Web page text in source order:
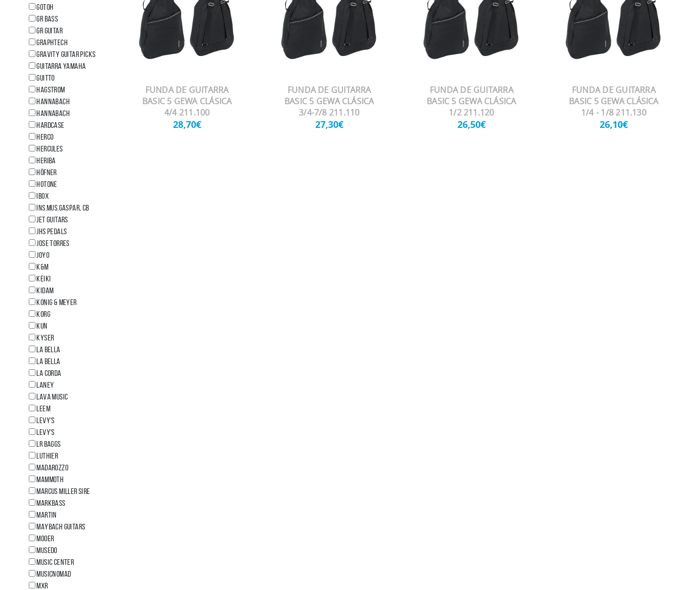
GOTOH
GR BASS
GR GUITAR
GRAPHTECH
Gravity Guitar Picks
GUITARRA YAMAHA
GUITTO
HAGSTROM
HANNABACH
HANNABACH
HARDCASE
HERCO
HERCULES
HERIBA
HÖFNER
HOTONE
Ibox
INS.MUS.GASPAR, CB
Jet Guitars
JHS PEDALS
JOSE TORRES
JOYO
K&M
KEIKI
KIDAM
KONIG & MEYER
KORG
KUN
KYSER
LA BELLA
LA BELLA
LA CORDA
LANEY
LAVA MUSIC
LEEM
Levy's
LEVY'S
LR BAGGS
LUTHIER
MADAROZZO
MAMMOTH
MARCUS MILLER SIRE
MARKBASS
MARTIN
MAYBACH GUITARS
MOOER
MUSEDO
MUSIC CENTER
MUSICNOMAD
MXR
FUNDA DE GUITARRA
BASIC 5 GEWA CLÁSICA
4/4 211.100
28,70€
FUNDA DE GUITARRA
BASIC 5 GEWA CLÁSICA
3/4-7/8 211.110
27,30€
FUNDA DE GUITARRA
BASIC 5 GEWA CLÁSICA
1/2 211.120
26,50€
FUNDA DE GUITARRA
BASIC 5 GEWA CLÁSICA
1/4 - 1/8 211.130
26,10€